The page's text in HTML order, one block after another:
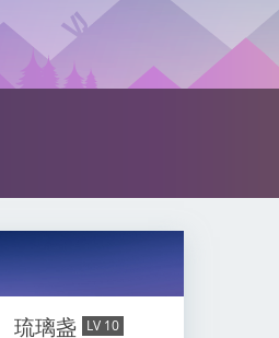
琉璃盏 LV 10